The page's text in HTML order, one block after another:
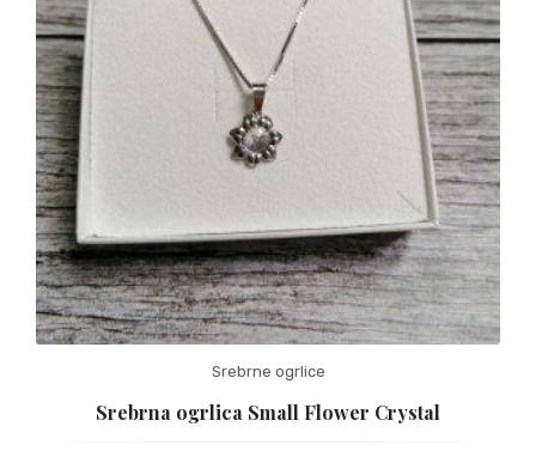
Srebrne ogrlice
Srebrna ogrlica Small Flower Crystal